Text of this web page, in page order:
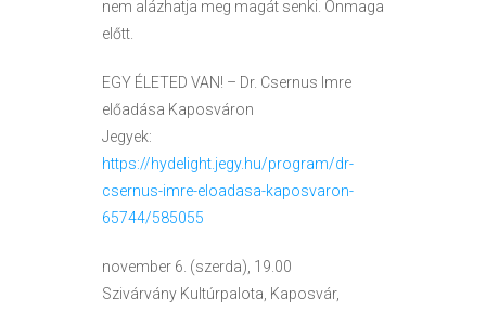
nem alázhatja meg magát senki. Önmaga
előtt.
EGY ÉLETED VAN! – Dr. Csernus Imre
előadása Kaposváron
Jegyek:
https://hydelight.jegy.hu/program/dr-
csernus-imre-eloadasa-kaposvaron-
65744/585055
november 6. (szerda), 19.00
Szivárvány Kultúrpalota, Kaposvár,